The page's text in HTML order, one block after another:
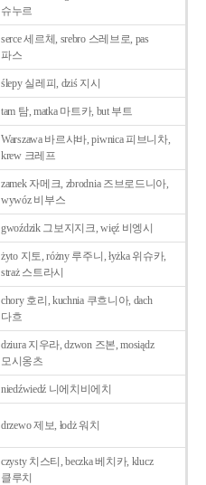
슈누르
serce 세르체, srebro 스레브로, pas
파스
ślepy 실레피, dziś 지시
tam 탐, matka 마트카, but 부트
Warszawa 바르샤바, piwnica 피브니차,
krew 크레프
zamek 자메크, zbrodnia 즈브로드니아,
wywóz 비부스
gwoździk 그보지지크, więź 비엥시
żyto 지토, różny 루주니, łyżka 위슈카,
straż 스트라시
chory 호리, kuchnia 쿠흐니아, dach
다흐
dziura 지우라, dzwon 즈본, mosiądz
모시옹츠
niedźwiedź 니에치비에치
drzewo 제보, łodż 워치
czysty 치스티, beczka 베치카, klucz
클루치